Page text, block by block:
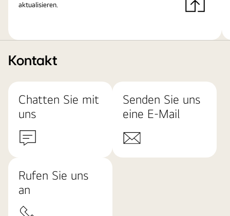
aktualisieren.
Kontakt
Chatten Sie mit
uns
Senden Sie uns
eine E-Mail
Rufen Sie uns
an